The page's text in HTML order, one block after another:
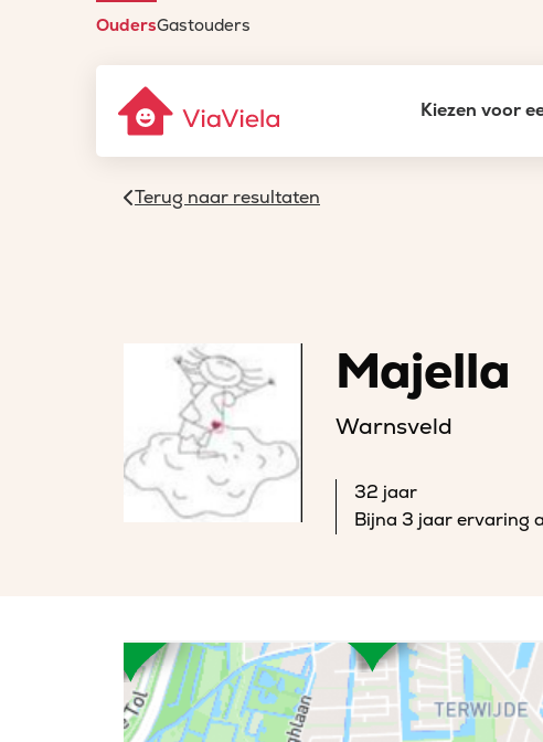
OudersGastouders
Kiezen voor
Terug naar resultaten
Majella
Warnsveld
32 jaar
Bijna 3 jaar ervaring